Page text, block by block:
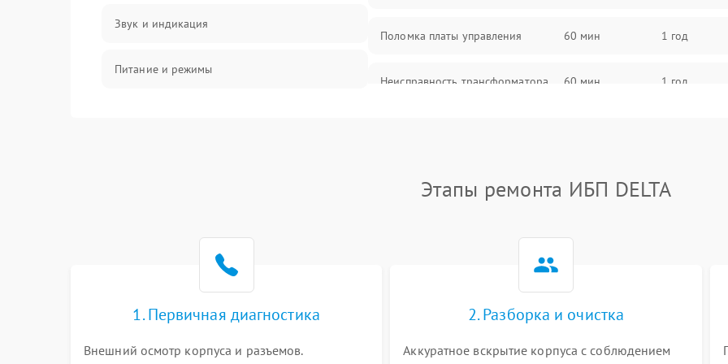
Звук и индикация
Питание и режимы
Поломка платы управления 60 мин 1 год
Неисправность трансформатора 60 мин 1 год
Поломка фильтров (EMI/EMC) 60 мин
Этапы ремонта ИБП DELTA
1. Первичная диагностика
Внешний осмотр корпуса и разъемов.
2. Разборка и очистка
Аккуратное вскрытие корпуса с соблюдением